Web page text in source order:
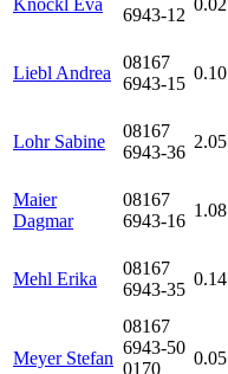
Knöckl Eva
6943-12
0.02
Liebl Andrea
08167
6943-15
0.10
Lohr Sabine
08167
6943-36
2.05
Maier
Dagmar
08167
6943-16
1.08
Mehl Erika
08167
6943-35
0.14
Meyer Stefan
08167
6943-50
0170
0.05